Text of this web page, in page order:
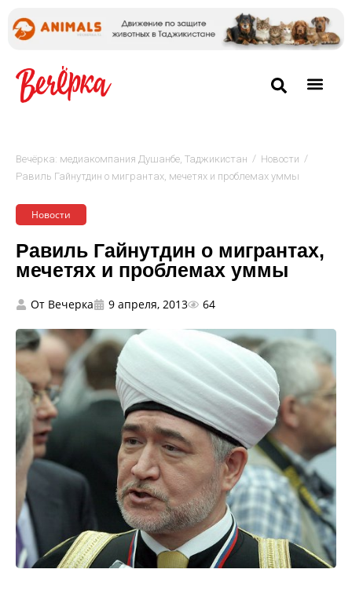
Вечёрка: медиакомпания Душанбе, Таджикистан / Новости /
Равиль Гайнутдин о мигрантах, мечетях и проблемах уммы
Новости
Равиль Гайнутдин о мигрантах,
мечетях и проблемах уммы
От Вечерка 9 апреля, 2013 64